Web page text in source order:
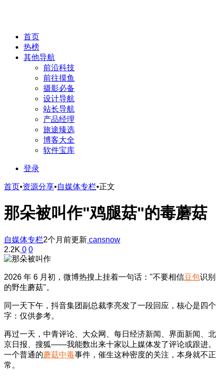
首页
热榜
其他导航
前沿科技
前往摸鱼
摄影必备
设计导航
站长导航
产品经理
旅途臻选
博客大全
软件宝库
登录
首页•资源分享•自媒体专栏•正文
那朵被叫作"鸡腿菇"的毒蘑菇
自媒体专栏2个月前更新 cansnow
2.2K 0 0
2026 年 6 月初，微博热搜上挂着一句话："不要相信豆包识别
的野生蘑菇"。
同一天下午，抖音集团副总裁李亮发了一段回应，核心是四个
字：仅供参考。
再过一天，中青评论、大众网、每日经济新闻、界面新闻、北
京日报、搜狐——我能数出来十家以上媒体发了评论或跟进。
一个普通的蘑菇中毒事件，催生这种密度的关注，本身就不正
常。